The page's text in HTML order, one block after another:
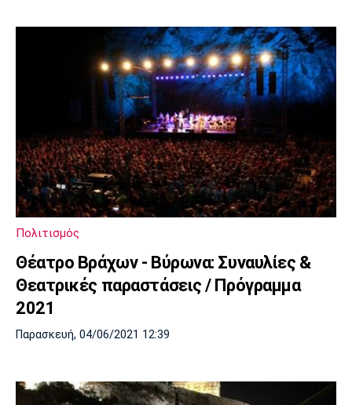
Πολιτισμός
Θέατρο Βράχων - Βύρωνα: Συναυλίες &
Θεατρικές παραστάσεις / Πρόγραμμα
2021
Παρασκευή, 04/06/2021 12:39